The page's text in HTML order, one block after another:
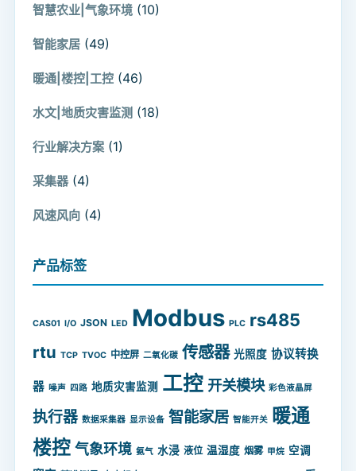
智慧农业|气象环境 (10)
智能家居 (49)
暖通|楼控|工控 (46)
水文|地质灾害监测 (18)
行业解决方案 (1)
采集器 (4)
风速风向 (4)
产品标签
CAS01 I/O JSON LED Modbus PLC rs485
rtu TCP TVOC 中控屏 二氧化碳 传感器 光照度 协议转换
器 噪声 四路 地质灾害监测 工控 开关模块 彩色液晶屏
执行器 数据采集器 显示设备 智能家居 智能开关 暖通
楼控 气象环境 氨气 水浸 液位 温湿度 烟雾 甲烷 空调